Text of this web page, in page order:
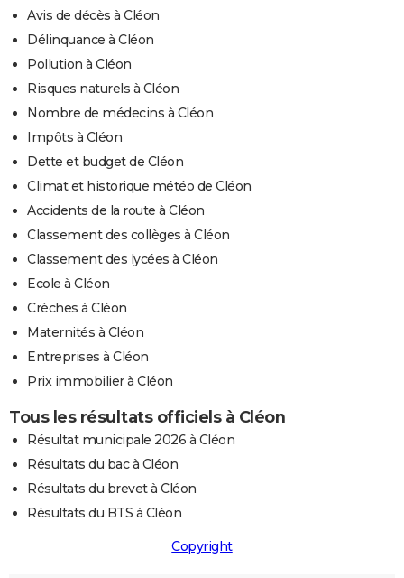
Avis de décès à Cléon
Délinquance à Cléon
Pollution à Cléon
Risques naturels à Cléon
Nombre de médecins à Cléon
Impôts à Cléon
Dette et budget de Cléon
Climat et historique météo de Cléon
Accidents de la route à Cléon
Classement des collèges à Cléon
Classement des lycées à Cléon
Ecole à Cléon
Crèches à Cléon
Maternités à Cléon
Entreprises à Cléon
Prix immobilier à Cléon
Tous les résultats officiels à Cléon
Résultat municipale 2026 à Cléon
Résultats du bac à Cléon
Résultats du brevet à Cléon
Résultats du BTS à Cléon
Copyright